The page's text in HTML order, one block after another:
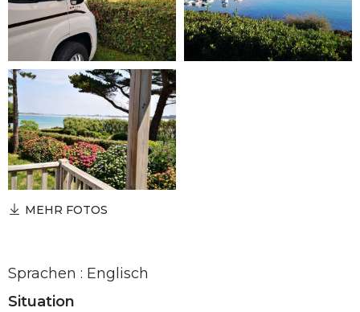
MEHR FOTOS
Sprachen : Englisch
Situation